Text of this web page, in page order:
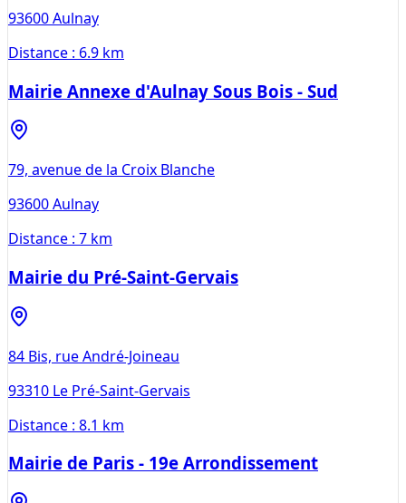
93600Aulnay
Distance : 6.9 km
Mairie Annexe d'Aulnay Sous Bois - Sud
79, avenue de la Croix Blanche
93600Aulnay
Distance : 7 km
Mairie du Pré-Saint-Gervais
84 Bis, rue André-Joineau
93310 Le Pré-Saint-Gervais
Distance : 8.1 km
Mairie de Paris - 19e Arrondissement